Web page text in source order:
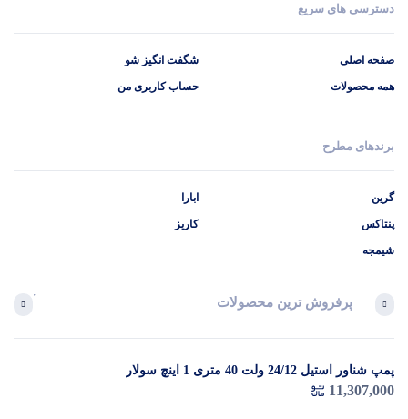
دسترسی های سریع
صفحه اصلی
همه محصولات
شگفت انگیز شو
حساب کاربری من
برندهای مطرح
گرین
پنتاکس
شیمجه
ابارا
کاریز
پرفروش ترین محصولات
پمپ شناور استیل 24/12 ولت 40 متری 1 اینچ سولار
11,307,000